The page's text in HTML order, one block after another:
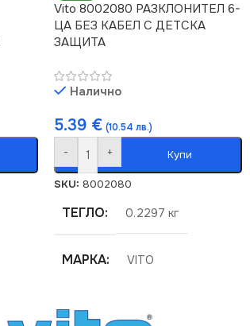
Vito 8002080 РАЗКЛОНИТЕЛ 6-
ЦА БЕЗ КАБЕЛ С ДЕТСКА
ЗАЩИТА
Налично
5.39 € (10.54 лв.)
- + Купи
SKU:8002080
ТЕГЛО 0.2297 кг
МАРКА VITO
СТЕПЕН НА ЗАЩИТА